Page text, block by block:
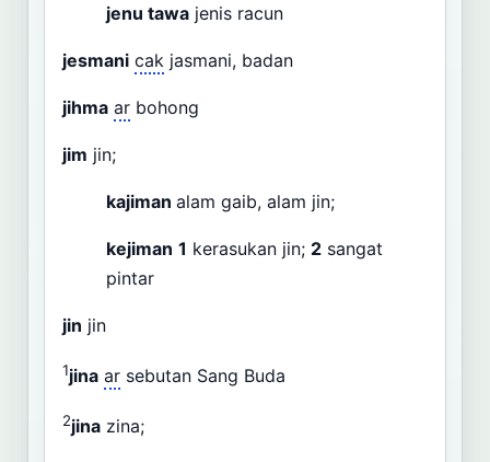
jenu tawa jenis racun
jesmani cak jasmani, badan
jihma ar bohong
jim jin;
kajiman alam gaib, alam jin;
kejiman 1 kerasukan jin; 2 sangat
pintar
jin jin
1jina ar sebutan Sang Buda
2jina zina;